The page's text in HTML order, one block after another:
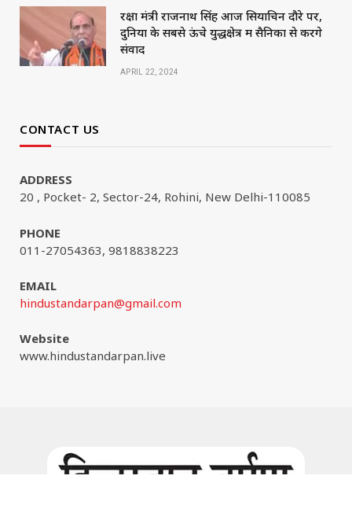
रक्षा मंत्री राजनाथ सिंह आज सियाचिन दौरे पर,
दुनिया के सबसे ऊंचे युद्धक्षेत्र में सैनिकों से करेंगे
संवाद
APRIL 22, 2024
CONTACT US
ADDRESS
20 , Pocket- 2, Sector-24, Rohini, New Delhi-110085
PHONE
011-27054363, 9818838223
EMAIL
hindustandarpan@gmail.com
Website
www.hindustandarpan.live